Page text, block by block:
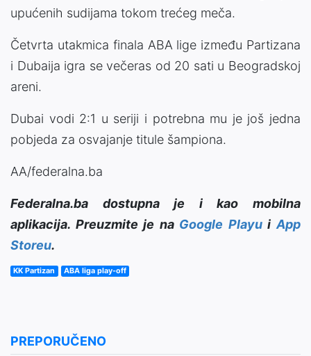
upućenih sudijama tokom trećeg meča.
Četvrta utakmica finala ABA lige između Partizana
i Dubaija igra se večeras od 20 sati u Beogradskoj
areni.
Dubai vodi 2:1 u seriji i potrebna mu je još jedna
pobjeda za osvajanje titule šampiona.
AA/federalna.ba
Federalna.ba dostupna je i kao mobilna
aplikacija. Preuzmite je na Google PlayuiApp
Storeu.
KK Partizan ABA liga play-off
PREPORUČENO